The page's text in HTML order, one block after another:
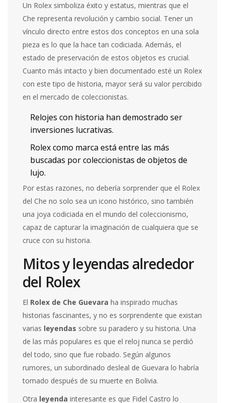
Un Rolex simboliza éxito y estatus, mientras que el
Che representa revolución y cambio social. Tener un
vínculo directo entre estos dos conceptos en una sola
pieza es lo que la hace tan codiciada. Además, el
estado de preservación de estos objetos es crucial.
Cuanto más intacto y bien documentado esté un Rolex
con este tipo de historia, mayor será su valor percibido
en el mercado de coleccionistas.
Relojes con historia han demostrado ser
inversiones lucrativas.
Rolex como marca está entre las más
buscadas por coleccionistas de objetos de
lujo.
Por estas razones, no debería sorprender que el Rolex
del Che no solo sea un icono histórico, sino también
una joya codiciada en el mundo del coleccionismo,
capaz de capturar la imaginación de cualquiera que se
cruce con su historia.
Mitos y leyendas alrededor
del Rolex
El Rolex de Che Guevara ha inspirado muchas
historias fascinantes, y no es sorprendente que existan
varias leyendas sobre su paradero y su historia. Una
de las más populares es que el reloj nunca se perdió
del todo, sino que fue robado. Según algunos
rumores, un subordinado desleal de Guevara lo habría
tomado después de su muerte en Bolivia.
Otra leyenda interesante es que Fidel Castro lo